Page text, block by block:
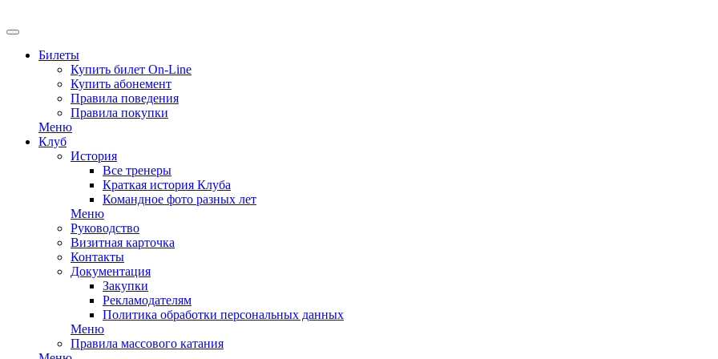
Билеты
Купить билет On-Line
Купить абонемент
Правила поведения
Правила покупки
Меню
Клуб
История
Все тренеры
Краткая история Клуба
Командное фото разных лет
Меню
Руководство
Визитная карточка
Контакты
Документация
Закупки
Рекламодателям
Политика обработки персональных данных
Меню
Правила массового катания